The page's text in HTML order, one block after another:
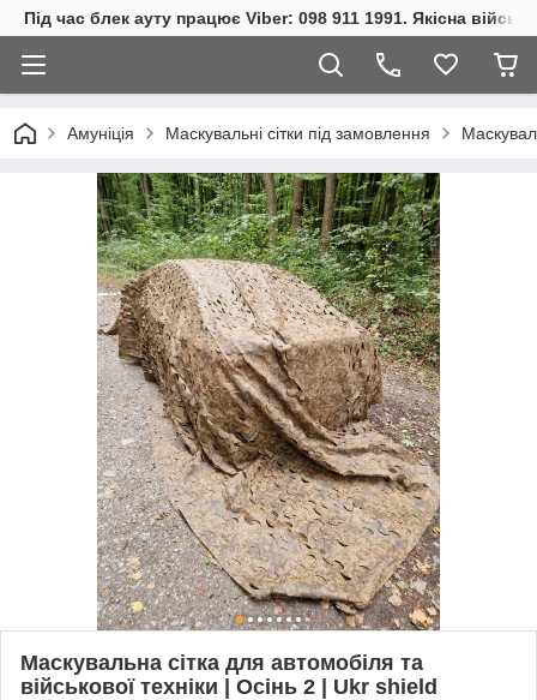
Під час блек ауту працює Viber: 098 911 1991. Якісна
Амуніція Маскувальні сітки під замовлення
Маскувальна сітка для автомобіля та
військової техніки | Осінь 2 | Ukr shield